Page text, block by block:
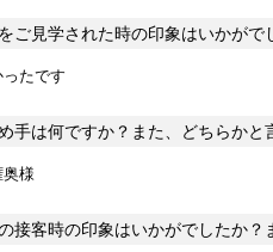
ご見学された時の印象はいかがで
たです
手は何ですか？また、どちらか
様
接客時の印象はいかがでしたか